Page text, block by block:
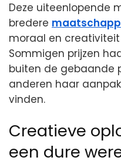
Deze uiteenlopende
bredere
moraal en
Sommigen prijzen
buiten de gebaande
anderen haar
vinden.
Creatieve
een dure